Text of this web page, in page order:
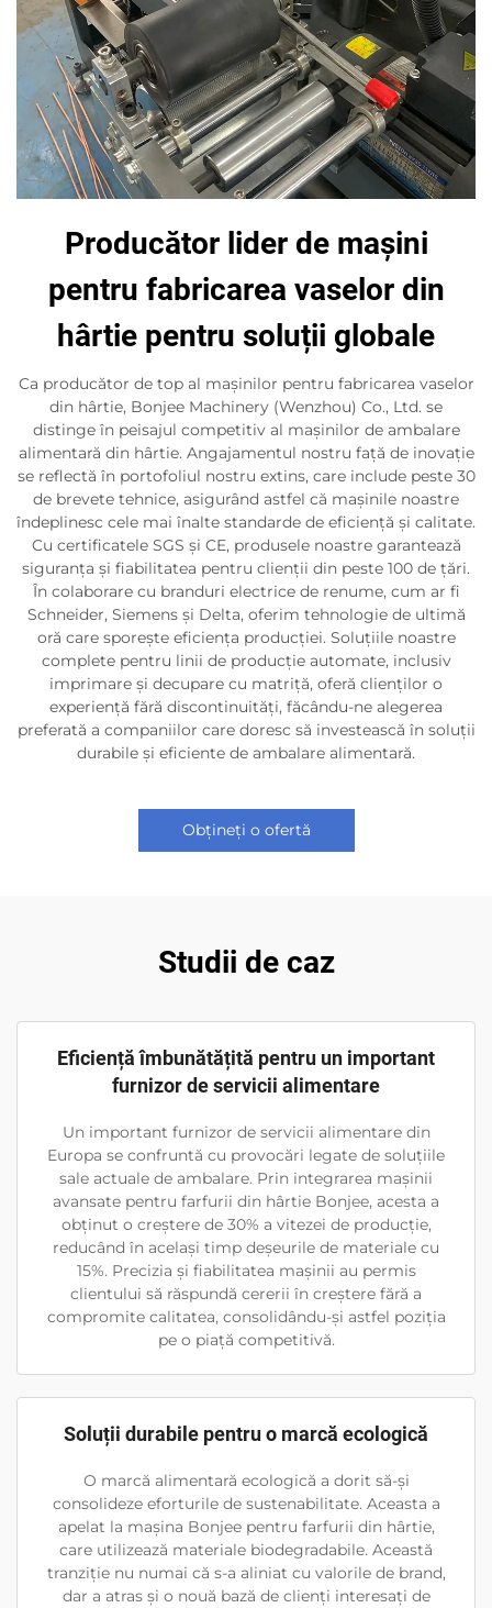
Producător lider de mașini
pentru fabricarea vaselor din
hârtie pentru soluții globale
Ca producător de top al mașinilor pentru fabricarea vaselor
din hârtie, Bonjee Machinery (Wenzhou) Co., Ltd. se
distinge în peisajul competitiv al mașinilor de ambalare
alimentară din hârtie. Angajamentul nostru față de inovație
se reflectă în portofoliul nostru extins, care include peste 30
de brevete tehnice, asigurând astfel că mașinile noastre
îndeplinesc cele mai înalte standarde de eficiență și calitate.
Cu certificatele SGS și CE, produsele noastre garantează
siguranța și fiabilitatea pentru clienții din peste 100 de țări.
În colaborare cu branduri electrice de renume, cum ar fi
Schneider, Siemens și Delta, oferim tehnologie de ultimă
oră care sporește eficiența producției. Soluțiile noastre
complete pentru linii de producție automate, inclusiv
imprimare și decupare cu matriță, oferă clienților o
experiență fără discontinuități, făcându-ne alegerea
preferată a companiilor care doresc să investească în soluții
durabile și eficiente de ambalare alimentară.
Obțineți o ofertă
Studii de caz
Eficiență îmbunătățită pentru un important
furnizor de servicii alimentare
Un important furnizor de servicii alimentare din
Europa se confruntă cu provocări legate de soluțiile
sale actuale de ambalare. Prin integrarea mașinii
avansate pentru farfurii din hârtie Bonjee, acesta a
obținut o creștere de 30% a vitezei de producție,
reducând în același timp deșeurile de materiale cu
15%. Precizia și fiabilitatea mașinii au permis
clientului să răspundă cererii în creștere fără a
compromite calitatea, consolidându-și astfel poziția
pe o piață competitivă.
Soluții durabile pentru o marcă ecologică
O marcă alimentară ecologică a dorit să-și
consolideze eforturile de sustenabilitate. Aceasta a
apelat la mașina Bonjee pentru farfurii din hârtie,
care utilizează materiale biodegradabile. Această
tranziție nu numai că s-a aliniat cu valorile de brand,
dar a atras și o nouă bază de clienți interesați de